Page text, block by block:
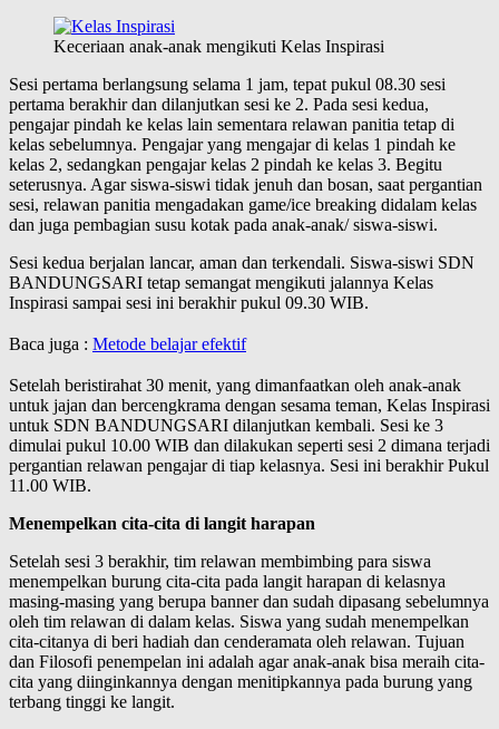
Keceriaan anak-anak mengikuti Kelas Inspirasi
Sesi pertama berlangsung selama 1 jam, tepat pukul 08.30 sesi
pertama berakhir dan dilanjutkan sesi ke 2. Pada sesi kedua,
pengajar pindah ke kelas lain sementara relawan panitia tetap di
kelas sebelumnya. Pengajar yang mengajar di kelas 1 pindah ke
kelas 2, sedangkan pengajar kelas 2 pindah ke kelas 3. Begitu
seterusnya. Agar siswa-siswi tidak jenuh dan bosan, saat pergantian
sesi, relawan panitia mengadakan game/ice breaking didalam kelas
dan juga pembagian susu kotak pada anak-anak/ siswa-siswi.
Sesi kedua berjalan lancar, aman dan terkendali. Siswa-siswi SDN
BANDUNGSARI tetap semangat mengikuti jalannya Kelas
Inspirasi sampai sesi ini berakhir pukul 09.30 WIB.
Baca juga : Metode belajar efektif
Setelah beristirahat 30 menit, yang dimanfaatkan oleh anak-anak
untuk jajan dan bercengkrama dengan sesama teman, Kelas Inspirasi
untuk SDN BANDUNGSARI dilanjutkan kembali. Sesi ke 3
dimulai pukul 10.00 WIB dan dilakukan seperti sesi 2 dimana terjadi
pergantian relawan pengajar di tiap kelasnya. Sesi ini berakhir Pukul
11.00 WIB.
Menempelkan cita-cita di langit harapan
Setelah sesi 3 berakhir, tim relawan membimbing para siswa
menempelkan burung cita-cita pada langit harapan di kelasnya
masing-masing yang berupa banner dan sudah dipasang sebelumnya
oleh tim relawan di dalam kelas. Siswa yang sudah menempelkan
cita-citanya di beri hadiah dan cenderamata oleh relawan. Tujuan
dan Filosofi penempelan ini adalah agar anak-anak bisa meraih cita-
cita yang diinginkannya dengan menitipkannya pada burung yang
terbang tinggi ke langit.